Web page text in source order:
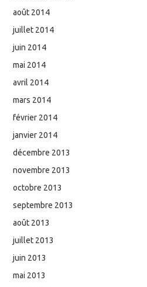
août 2014
juillet 2014
juin 2014
mai 2014
avril 2014
mars 2014
février 2014
janvier 2014
décembre 2013
novembre 2013
octobre 2013
septembre 2013
août 2013
juillet 2013
juin 2013
mai 2013